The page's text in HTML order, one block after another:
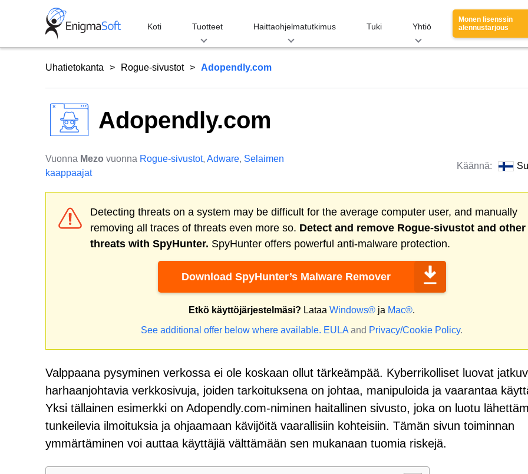
Koti Tuotteet Haittaohjelmatutkimus Tuki Yhtiö
Monen lisenssin
alennustarjous
Uhatietokanta Rogue-sivustot Adopendly.com
Adopendly.com
Vuonna Mezo vuonna Rogue-sivustot, Adware, Selaimen
kaappaajat
Käännä:
Detecting threats on a system may be difficult for the average computer user, and manually
removing all traces of threats even more so. Detect and remove Rogue-sivustot and other
threats with SpyHunter. SpyHunter offers powerful anti-malware protection.
Download SpyHunter’s Malware Remover
Etkö käyttöjärjestelmäsi? Lataa Windows® ja Mac®.
See additional offer below where available. EULA and Privacy/Cookie Policy.
Valppaana pysyminen verkossa ei ole koskaan ollut tärkeämpää. Kyberrikolliset luovat
harhaanjohtavia verkkosivuja, joiden tarkoituksena on johtaa, manipuloida ja vaarantaa
Yksi tällainen esimerkki on Adopendly.com-niminen haitallinen sivusto, joka on luotu
tunkeilevia ilmoituksia ja ohjaamaan kävijöitä vaarallisiin kohteisiin. Tämän sivun toiminnan
ymmärtäminen voi auttaa käyttäjiä välttämään sen mukanaan tuomia riskejä.